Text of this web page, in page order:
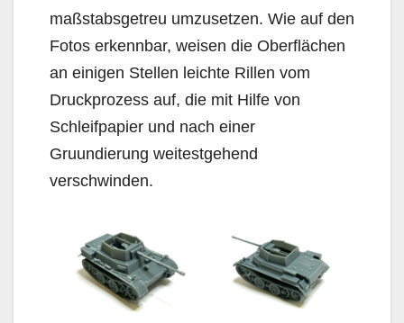
maßstabsgetreu umzusetzen. Wie auf den
Fotos erkennbar, weisen die Oberflächen
an einigen Stellen leichte Rillen vom
Druckprozess auf, die mit Hilfe von
Schleifpapier und nach einer
Gruundierung weitestgehend
verschwinden.